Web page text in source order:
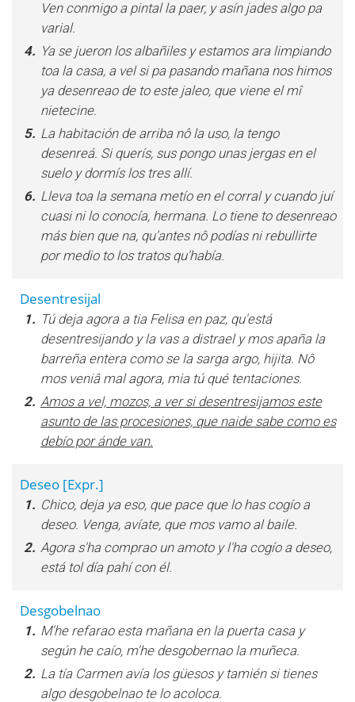
Ven conmigo a pintal la paer, y asín jades algo pa
varial.
4. Ya se jueron los albañiles y estamos ara limpiando
toa la casa, a vel si pa pasando mañana nos himos
ya desenreao de to este jaleo, que viene el mî
nietecine.
5. La habitación de arriba nô la uso, la tengo
desenreá. Si querís, sus pongo unas jergas en el
suelo y dormís los tres allí.
6. Lleva toa la semana metío en el corral y cuando juí
cuasi ni lo conocía, hermana. Lo tiene to desenreao
más bien que na, qu'antes nô podías ni rebullirte
por medio to los tratos qu'había.
Desentresijal
1. Tú deja agora a tia Felisa en paz, qu'está
desentresijando y la vas a distrael y mos apaña la
barreña entera como se la sarga argo, hijita. Nô
mos veniâ mal agora, mia tú qué tentaciones.
2. Amos a vel, mozos, a ver si desentresijamos este
asunto de las procesiones, que naide sabe como es
debío por ánde van.
Deseo [Expr.]
1. Chico, deja ya eso, que pace que lo has cogío a
deseo. Venga, avíate, que mos vamo al baile.
2. Agora s'ha comprao un amoto y l'ha cogío a deseo,
está tol día pahí con él.
Desgobelnao
1. M'he refarao esta mañana en la puerta casa y
según he caío, m'he desgobernao la muñeca.
2. La tía Carmen avía los güesos y tamién si tienes
algo desgobelnao te lo acoloca.